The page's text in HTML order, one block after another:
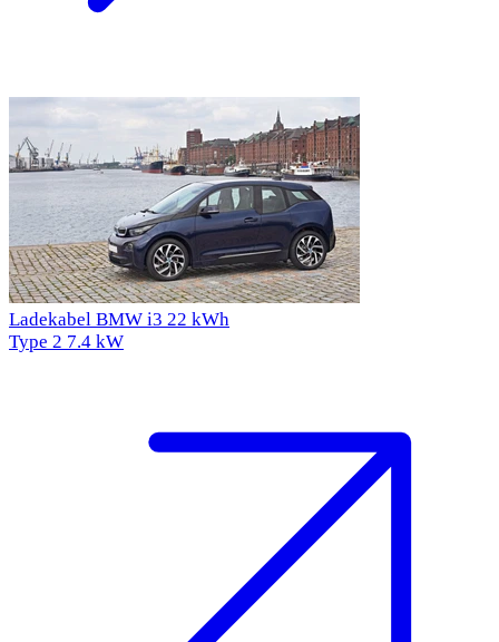
Ladekabel BMW i3 22 kWh
Type 2 7.4 kW